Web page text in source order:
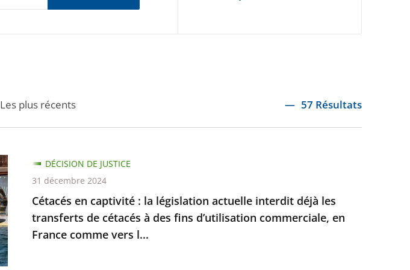
Les plus récents 57 Résultats
Cétacés en captivité : la législation actuelle interdit déjà les
transferts de cétacés à des fins d’utilisation commerciale, en
France comme vers l...
DÉCISION DE JUSTICE
31 décembre 2024